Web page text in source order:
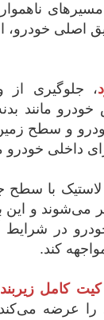
ناهموار
اصلی خودرو،
، جلوگیری
مانند
خودرو و سطح
داخلی خودرو
با سطح
می‌شوند و
در شرایط
کند.
کیت کامل
عرضه می‌کند